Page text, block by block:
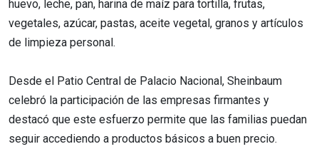
huevo, leche, pan, harina de maíz para tortilla, frutas,
vegetales, azúcar, pastas, aceite vegetal, granos y artículos
de limpieza personal.
Desde el Patio Central de Palacio Nacional, Sheinbaum
celebró la participación de las empresas firmantes y
destacó que este esfuerzo permite que las familias puedan
seguir accediendo a productos básicos a buen precio.